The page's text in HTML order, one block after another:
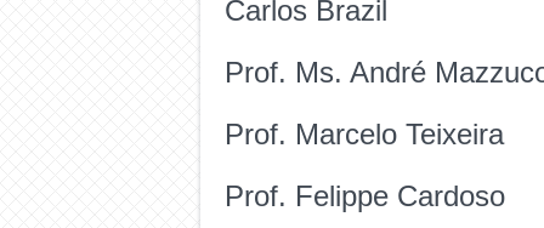
Carlos Brazil
Prof. Ms. André
Prof. Marcelo Teixeira
Prof. Felippe Cardoso